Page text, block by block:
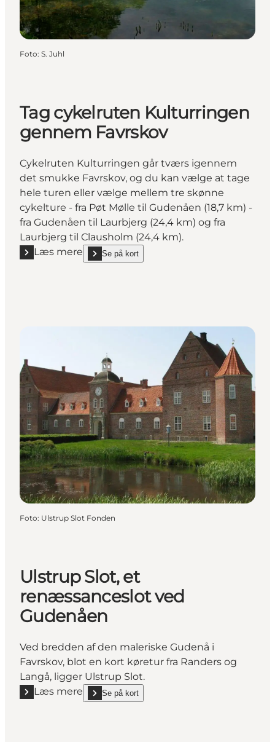
Foto: S. Juhl
Tag cykelruten Kulturringen
gennem Favrskov
Cykelruten Kulturringen går tværs igennem
det smukke Favrskov, og du kan vælge at tage
hele turen eller vælge mellem tre skønne
cykelture - fra Pøt Mølle til Gudenåen (18,7 km) -
fra Gudenåen til Laurbjerg (24,4 km) og fra
Laurbjerg til Clausholm (24,4 km).
Læs mere
Læs mere "Tag cykelruten Kulturringen gennem
Se på kort
show Tag cykelruten Kulturringen gennem Favrskov
Foto: Ulstrup Slot Fonden
Ulstrup Slot, et
renæssanceslot ved
Gudenåen
Ved bredden af den maleriske Gudenå i
Favrskov, blot en kort køretur fra Randers og
Langå, ligger Ulstrup Slot.
Læs mere
Læs mere "Ulstrup Slot, et renæssanceslot ved
Se på kort
show Ulstrup Slot, et renæssanceslot ved